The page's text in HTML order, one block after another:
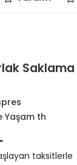
Saklama
Yaşam th
taksitlerle